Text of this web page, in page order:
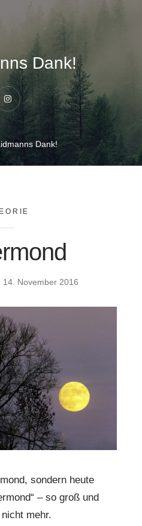
Dank!
Instagram
Dank!
14. November 2016
sondern heute
– so groß und
mehr.